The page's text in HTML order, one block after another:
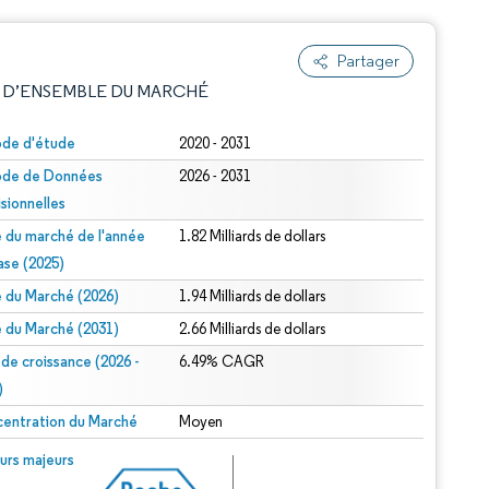
Partager
DU MARCHÉ
d'étude 2020 - 2031
de Données
2026 - 2031
du marché de l'année
(2025)
1.82 Milliards de dollars
du Marché (2026) 1.94 Milliards de dollars
du Marché (2031) 2.66 Milliards de dollars
croissance (2026 -
6.49% CAGR
du Marché Moyen
majeurs
© Mordor Intelligence. La réutilisation nécessite une attribution sous CC BY 4.0.
sous CC BY 4.0.